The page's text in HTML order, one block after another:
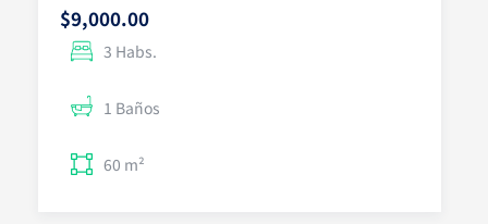
$9,000.00
3 Habs.
1 Baños
60 m²